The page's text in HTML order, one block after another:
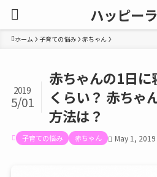
ハッピー
ホーム 子育ての悩み 赤ちゃん
赤ちゃんの1日に
くらい？ 赤ちゃ
方法は？
2019
5/01
子育ての悩み 赤ちゃん May 1, 2019